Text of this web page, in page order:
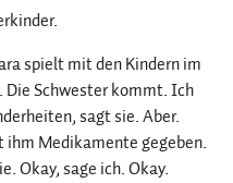
spielt mit den Kindern im
Die Schwester kommt. Ich
sagt sie. Aber.
ihm Medikamente gegeben.
Okay, sage ich. Okay.